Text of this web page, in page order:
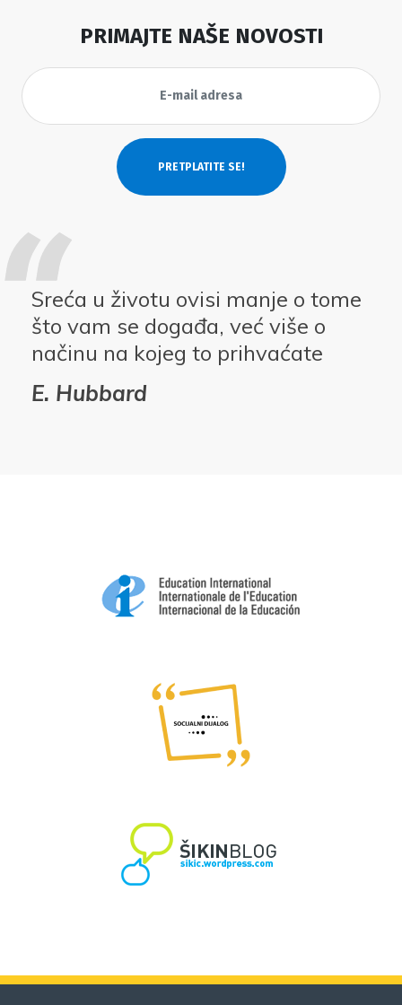
PRIMAJTE NAŠE NOVOSTI
Sreća u životu ovisi manje o tome
što vam se događa, već više o
načinu na kojeg to prihvaćate
E. Hubbard